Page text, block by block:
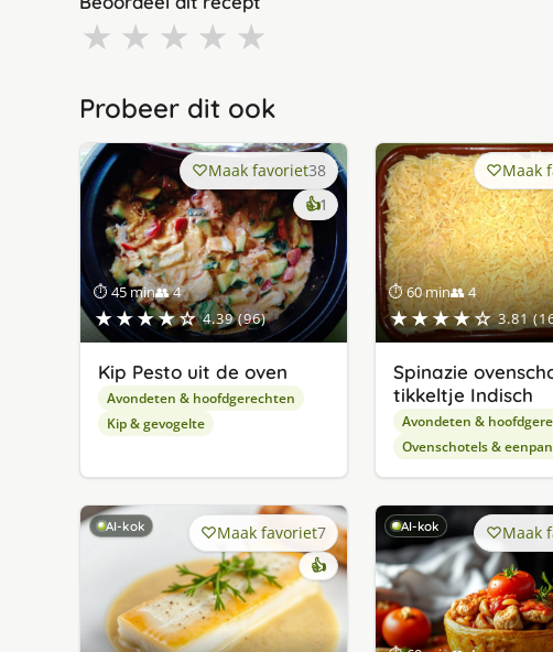
★ ★ ★ ★ ★
Probeer dit ook
⏱ 45 min👥 4
★★★★☆ 4.39 (96)
Maak favoriet38
👍1keer
lekker
gevonden
Kip Pesto uit de oven
Avondeten & hoofdgerechten
Kip & gevogelte
⏱ 60 min👥 4
★★★★☆ 3.81
Maak
Spinazie
tikkeltje Indisch
Avondeten &
Ovenschotels &
AI-kok Maak favoriet7
👍
AI-kok Maak